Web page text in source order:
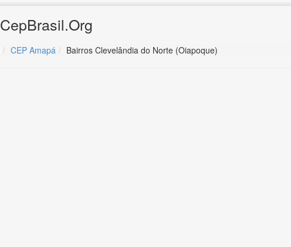
CepBrasil.Org
CEP Amapá Bairros Clevelândia do Norte (Oiapoque)